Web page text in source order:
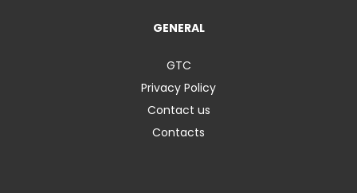
GENERAL
GTC
Privacy Policy
Contact us
Contacts